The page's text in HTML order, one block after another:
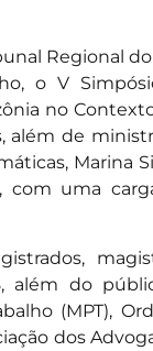
Regional
o V
no
de
Marina
com uma
além do
(MPT),
dos